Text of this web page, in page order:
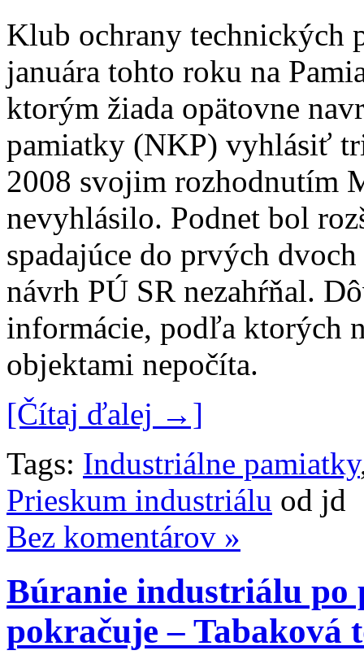
Klub ochrany technických
januára tohto roku na
ktorým žiada opätovne
pamiatky (NKP) vyhlásiť
2008 svojim rozhodnutím
nevyhlásilo. Podnet bol
spadajúce do prvých
návrh PÚ SR nezahŕňal.
informácie, podľa ktorých
objektami nepočíta.
[Čítaj ďalej →]
Tags: Industriálne pamiatky
Prieskum industriálu od jd
Bez komentárov »
Búranie industriálu po
pokračuje –